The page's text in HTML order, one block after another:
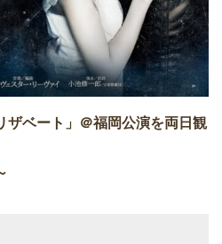
ザベート」＠福岡公演を両日観